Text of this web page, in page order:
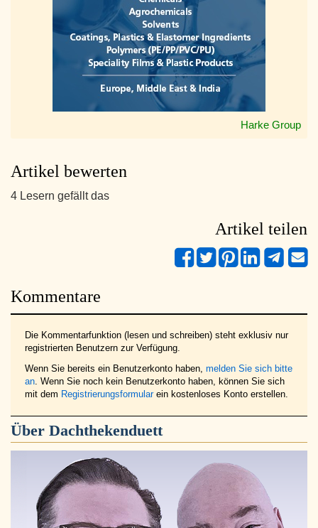
Harke Group
Artikel bewerten
4 Lesern gefällt das
Artikel teilen
Kommentare
Die Kommentarfunktion (lesen und schreiben) steht exklusiv nur
registrierten Benutzern zur Verfügung.
Wenn Sie bereits ein Benutzerkonto haben, melden Sie sich bitte
an . Wenn Sie noch kein Benutzerkonto haben, können Sie sich
mit dem Registrierungsformularein kostenloses Konto erstellen.
Über Dachthekenduett